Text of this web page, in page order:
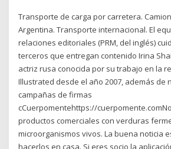
Transporte de carga por carretera.
Argentina. Transporte internacional. El
relaciones editoriales (PRM, del inglés)
terceros que entregan contenido Irina
actriz rusa conocida por su trabajo en la
Illustrated desde el año 2007, además de
campañas de firmas
cCuerpomentehttps://
productos comerciales con verduras
microorganismos vivos. La buena noticia